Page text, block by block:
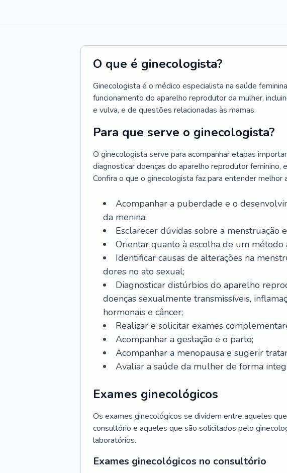
O que é ginecologista?
Ginecologista é o médico especialista na saúde
funcionamento do aparelho reprodutor da mulher,
e vulva, e de questões relacionadas às mamas.
Para que serve o ginecologista?
O ginecologista serve para acompanhar etapas
diagnosticar doenças do aparelho reprodutor feminino,
Confira o que o ginecologista faz para entender melhor
Acompanhar a puberdade e o
da menina;
Esclarecer dúvidas sobre a menstruação
Orientar quanto à escolha de um método
Identificar causas de alterações na
dores no ato sexual;
Diagnosticar distúrbios do aparelho
doenças sexualmente transmissíveis,
hormonais e câncer;
Realizar e solicitar exames
Acompanhar a gestação e o parto;
Acompanhar a menopausa e sugerir
Avaliar a saúde da mulher de forma
Exames ginecológicos
Os exames ginecológicos se dividem entre aqueles
consultório e aqueles que são solicitados pelo
laboratórios.
Exames ginecológicos no consultório